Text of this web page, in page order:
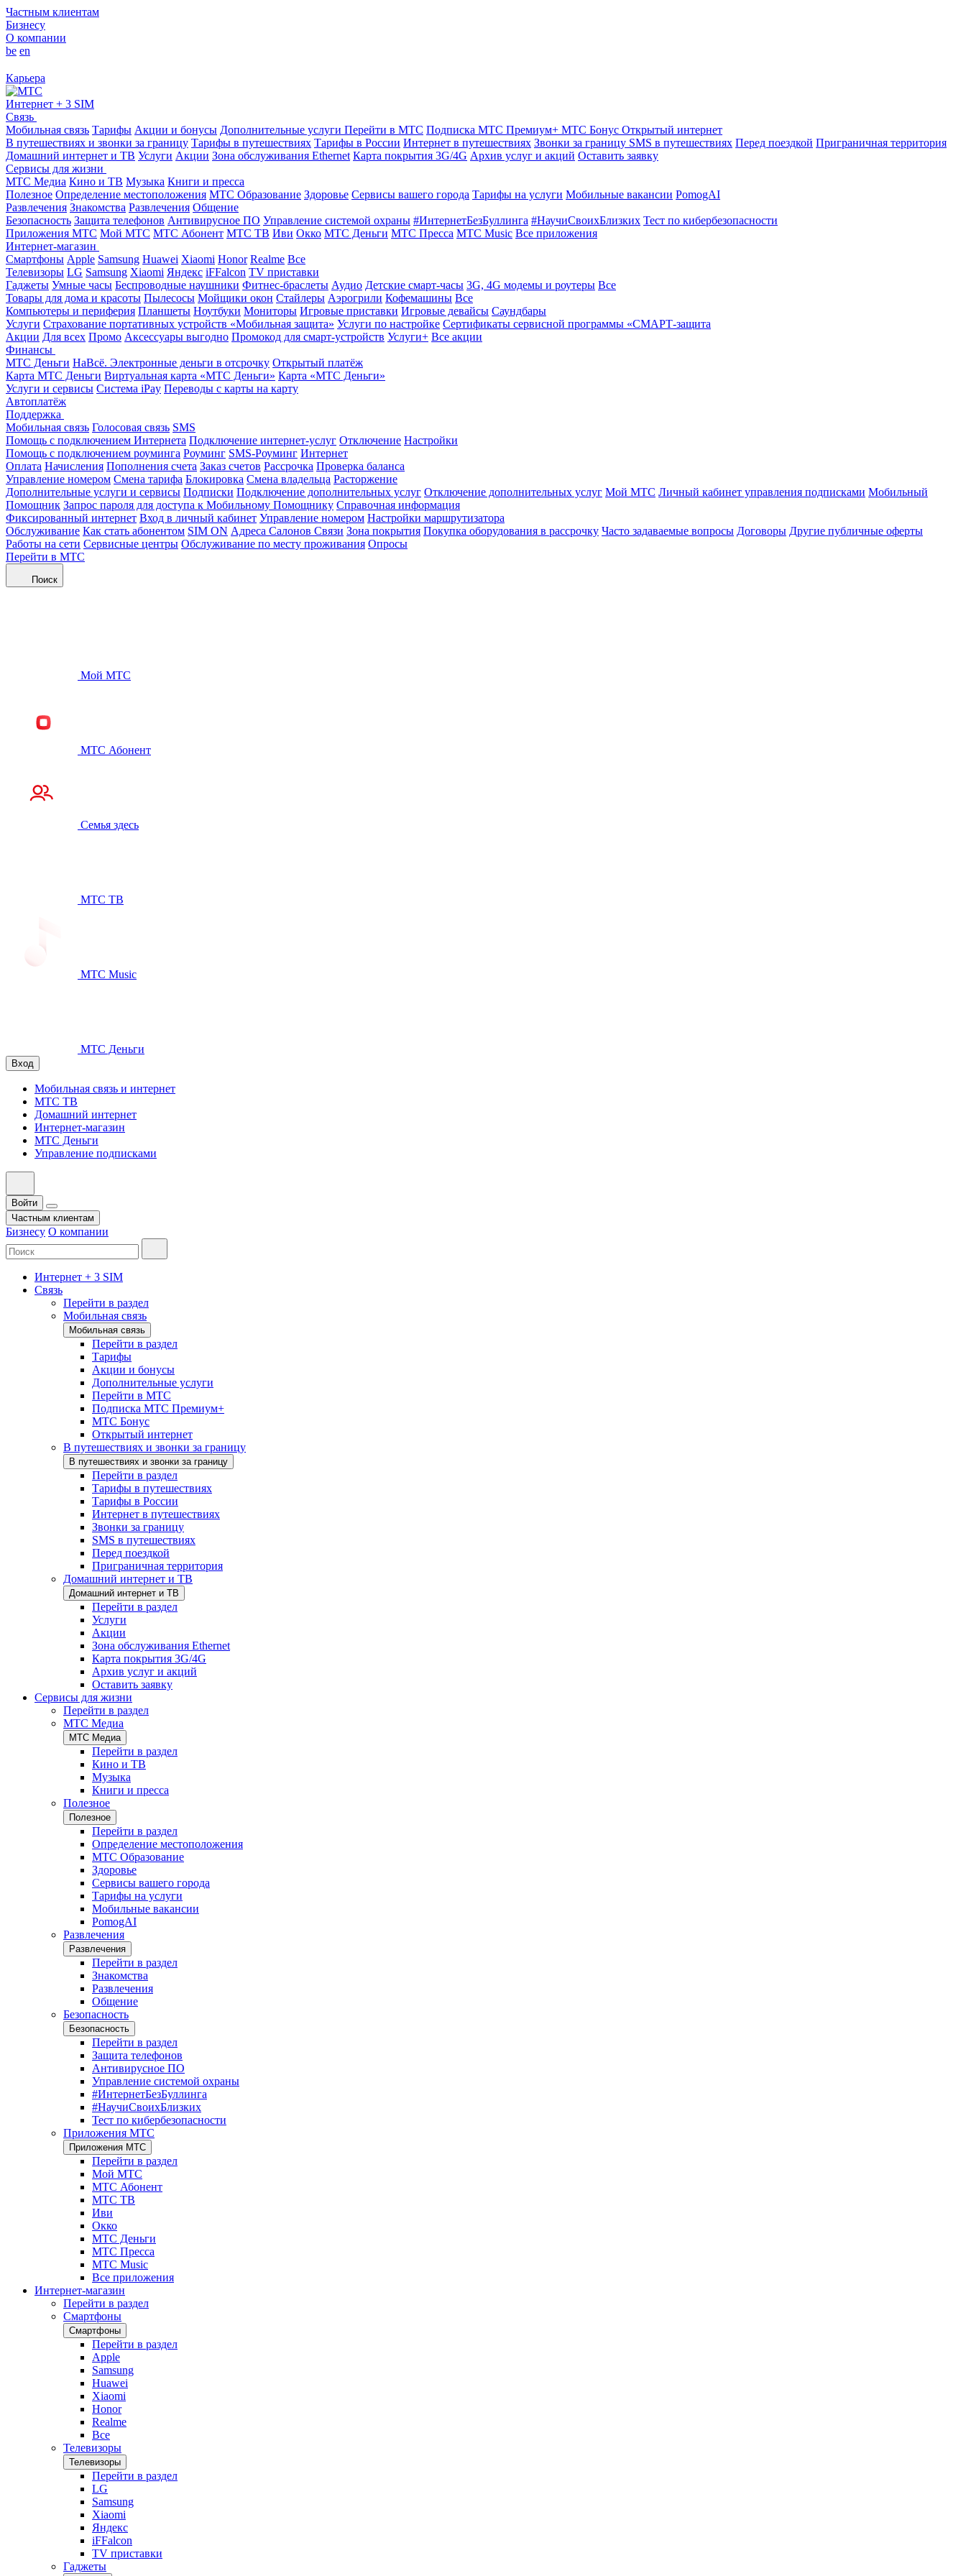
Частным клиентам
Бизнесу
О компании
be en
Карьера
Интернет + 3 SIM
Связь
Мобильная связь Тарифы Акции и бонусы Дополнительные услуги Перейти в МТС Подписка МТС Премиум+ МТС Бонус Открытый интернет
В путешествиях и звонки за границу Тарифы в путешествиях Тарифы в России Интернет в путешествиях Звонки за границу SMS в путешествиях Перед поездкой Приграничная территория
Домашний интернет и ТВ Услуги Акции Зона обслуживания Ethernet Карта покрытия 3G/4G Архив услуг и акций Оставить заявку
Сервисы для жизни
МТС Медиа Кино и ТВ Музыка Книги и пресса
Полезное Определение местоположения МТС Образование Здоровье Сервисы вашего города Тарифы на услуги Мобильные вакансии PomogAI
Развлечения Знакомства Развлечения Общение
Безопасность Защита телефонов Антивирусное ПО Управление системой охраны #ИнтернетБезБуллинга #НаучиСвоихБлизких Тест по кибербезопасности
Приложения МТС Мой МТС МТС Абонент МТС ТВ Иви Окко МТС Деньги МТС Пресса МТС Music Все приложения
Интернет-магазин
Смартфоны Apple Samsung Huawei Xiaomi Honor Realme Все
Телевизоры LG Samsung Xiaomi Яндекс iFFalcon TV приставки
Гаджеты Умные часы Беспроводные наушники Фитнес-браслеты Аудио Детские смарт-часы 3G, 4G модемы и роутеры Все
Товары для дома и красоты Пылесосы Мойщики окон Стайлеры Аэрогрили Кофемашины Все
Компьютеры и периферия Планшеты Ноутбуки Мониторы Игровые приставки Игровые девайсы Саундбары
Услуги Страхование портативных устройств «Мобильная защита» Услуги по настройке Сертификаты сервисной программы «СМАРТ-защита
Акции Для всех Промо Аксессуары выгодно Промокод для смарт-устройств Услуги+ Все акции
Финансы
МТС Деньги НаВсё. Электронные деньги в отсрочку Открытый платёж
Карта МТС Деньги Виртуальная карта «МТС Деньги» Карта «МТС Деньги»
Услуги и сервисы Система iPay Переводы с карты на карту
Автоплатёж
Поддержка
Мобильная связь Голосовая связь SMS
Помощь с подключением Интернета Подключение интернет-услуг Отключение Настройки
Помощь с подключением роуминга Роуминг SMS-Роуминг Интернет
Оплата Начисления Пополнения счета Заказ счетов Рассрочка Проверка баланса
Управление номером Смена тарифа Блокировка Смена владельца Расторжение
Дополнительные услуги и сервисы Подписки Подключение дополнительных услуг Отключение дополнительных услуг Мой МТС Личный кабинет управления подписками Мобильный
Помощник Запрос пароля для доступа к Мобильному Помощнику Справочная информация
Фиксированный интернет Вход в личный кабинет Управление номером Настройки маршрутизатора
Обслуживание Как стать абонентом SIM ON Адреса Салонов Связи Зона покрытия Покупка оборудования в рассрочку Часто задаваемые вопросы Договоры Другие публичные оферты
Работы на сети Сервисные центры Обслуживание по месту проживания Опросы
Перейти в МТС
Поиск
Мой МТС
МТС Абонент
Семья здесь
МТС ТВ
МТС Music
МТС Деньги
Вход
Мобильная связь и интернет
МТС ТВ
Домашний интернет
Интернет-магазин
МТС Деньги
Управление подписками
Войти
Частным клиентам
Бизнесу О компании
Интернет + 3 SIM
Связь
Перейти в раздел
Мобильная связь
Мобильная связь
Перейти в раздел
Тарифы
Акции и бонусы
Дополнительные услуги
Перейти в МТС
Подписка МТС Премиум+
МТС Бонус
Открытый интернет
В путешествиях и звонки за границу
В путешествиях и звонки за границу
Перейти в раздел
Тарифы в путешествиях
Тарифы в России
Интернет в путешествиях
Звонки за границу
SMS в путешествиях
Перед поездкой
Приграничная территория
Домашний интернет и ТВ
Домашний интернет и ТВ
Перейти в раздел
Услуги
Акции
Зона обслуживания Ethernet
Карта покрытия 3G/4G
Архив услуг и акций
Оставить заявку
Сервисы для жизни
Перейти в раздел
МТС Медиа
МТС Медиа
Перейти в раздел
Кино и ТВ
Музыка
Книги и пресса
Полезное
Полезное
Перейти в раздел
Определение местоположения
МТС Образование
Здоровье
Сервисы вашего города
Тарифы на услуги
Мобильные вакансии
PomogAI
Развлечения
Развлечения
Перейти в раздел
Знакомства
Развлечения
Общение
Безопасность
Безопасность
Перейти в раздел
Защита телефонов
Антивирусное ПО
Управление системой охраны
#ИнтернетБезБуллинга
#НаучиСвоихБлизких
Тест по кибербезопасности
Приложения МТС
Приложения МТС
Перейти в раздел
Мой МТС
МТС Абонент
МТС ТВ
Иви
Окко
МТС Деньги
МТС Пресса
МТС Music
Все приложения
Интернет-магазин
Перейти в раздел
Смартфоны
Смартфоны
Перейти в раздел
Apple
Samsung
Huawei
Xiaomi
Honor
Realme
Все
Телевизоры
Телевизоры
Перейти в раздел
LG
Samsung
Xiaomi
Яндекс
iFFalcon
TV приставки
Гаджеты